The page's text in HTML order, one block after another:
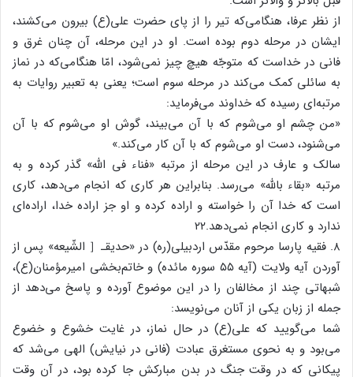
از نظر عرفا، هنگامی‌که تیر را از پای حضرت علی(ع) بیرون می‌کشند،
ایشان در مرحله دوم بوده است. او در این مرحله، آن چنان غرق و
فانی در خداست که متوجّه هیچ چیز نمی‌شود، امّا هنگامی‌که در نماز
به سائلی کمک می‌کند در مرحله سوم است؛ یعنی به تعبیر روایات به
مرتبه‌ای رسیده که خداوند می‌فرماید:
«من چشم او می‌شوم که با آن می‌بیند، گوش او می‌شوم که با آن
می‌شنود، دست او می‌شوم که با آن کار می‌کند.»
سالک و عارف در این مرحله از مرتبه «فناء فی الله» گذر کرده و به
مرتبه «بقاء بالله» می‌رسد. بنابراین هر کاری که انجام می‌دهد، کاری
است که خدا آن را خواسته و اراده کرده و او جز اراده خدا، اراده‌ای
ندارد و کاری انجام نمی‌دهد.۲۲
۸. فقیه پارسا مرحوم مقدّس اردبیلی(ره) در «حدیقـ［ الشّیعه» پس از
آوردن آیه ولایت (آیه ۵۵ سوره مائده) و خاتم‌بخشی امیرمؤمنان(ع)،
شبهاتی چند از مخالفان را در این موضوع آورده و پاسخ می‌دهد از
جمله از زبان یکی از آنان می‌نویسد:
شما می‌گویید که علی(ع) در حال نماز، در غایت خشوع و خضوع
می‌بود و به نحوی مستغرق عبادت (فانی در نیایش) الهی می‌شد که
پیکانی که در وقت جنگ در بدن مبارکش جا کرده بود، در آن وقت